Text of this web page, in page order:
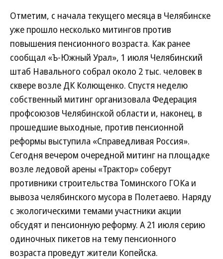
Отметим, с начала текущего месяца в Челябинске
уже прошло несколько митингов против
повышения пенсионного возраста. Как ранее
сообщал «Ъ-Южный Урал», 1 июля Челябинский
штаб Навального собрал около 2 тыс. человек в
сквере возле ДК Колющенко. Спустя неделю
собственный митинг организовала Федерация
профсоюзов Челябинской области и, наконец, в
прошедшие выходные, против пенсионной
реформы выступила «Справедливая Россия».
Сегодня вечером очередной митинг на площадке
возле ледовой арены «Трактор» соберут
противники строительства Томинского ГОКа и
вывоза челябинского мусора в Полетаево. Наряду
с экологическими темами участники акции
обсудят и пенсионную реформу. А 21 июля серию
одиночных пикетов на тему пенсионного
возраста проведут жители Копейска.